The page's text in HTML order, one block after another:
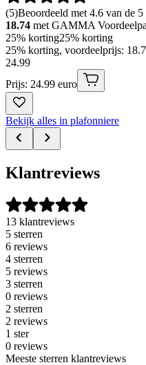
(5)Beoordeeld met 4.6 van de
18.74 met GAMMA
25% korting25% korting
25% korting, voordeelprijs:
24.99
Prijs: 24.99 euro
Bekijk alles in plafonniere
Klantreviews
13 klantreviews
5 sterren
6 reviews
4 sterren
5 reviews
3 sterren
0 reviews
2 sterren
2 reviews
1 ster
0 reviews
Meeste sterren klantreviews